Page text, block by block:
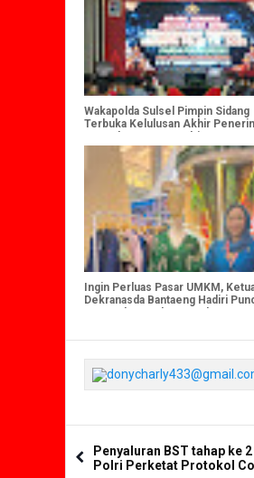
Wakapolda Sulsel Pimpin Sidang
Terbuka Kelulusan Akhir
Polda Sulsel
Ingin Perluas Pasar UMKM,
Dekranasda Bantaeng Hadiri
Penyaluran BST tahap ke
Polri Perketat Protokol